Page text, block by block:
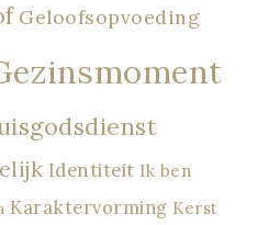
Geloofsopvoeding
Identiteit Ik ben
Karaktervorming Kerst